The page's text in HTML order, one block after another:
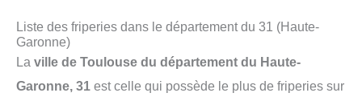
Liste des friperies dans le département du 31 (Haute-
Garonne)
La ville de Toulouse du département du Haute-
Garonne, 31 est celle qui possède le plus de friperies sur